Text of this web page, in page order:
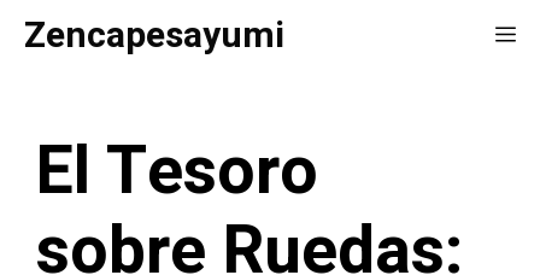
SaltarZencapesayumi
El Tesoro
sobre Ruedas: